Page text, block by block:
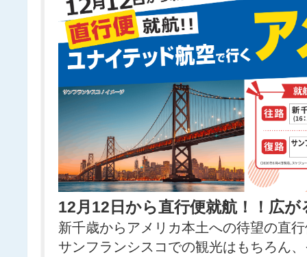
12月12日から直行便就航！！広
新千歳からアメリカ本土への待望の直
サンフランシスコでの観光はもちろん